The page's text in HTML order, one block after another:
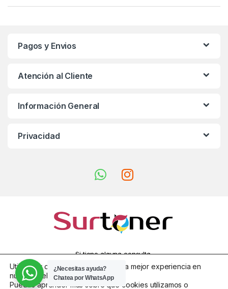
Pagos y Envios
Atención al Cliente
Información General
Privacidad
Si tiene alguna consulta,
955 310 940 - 614
Utilizamos cookies para ofrecerte la mejor experiencia en
nuestra web.
Puedes aprender más sobre qué cookies utilizamos o
¿Necesitas ayuda?
Chatea por WhatsApp